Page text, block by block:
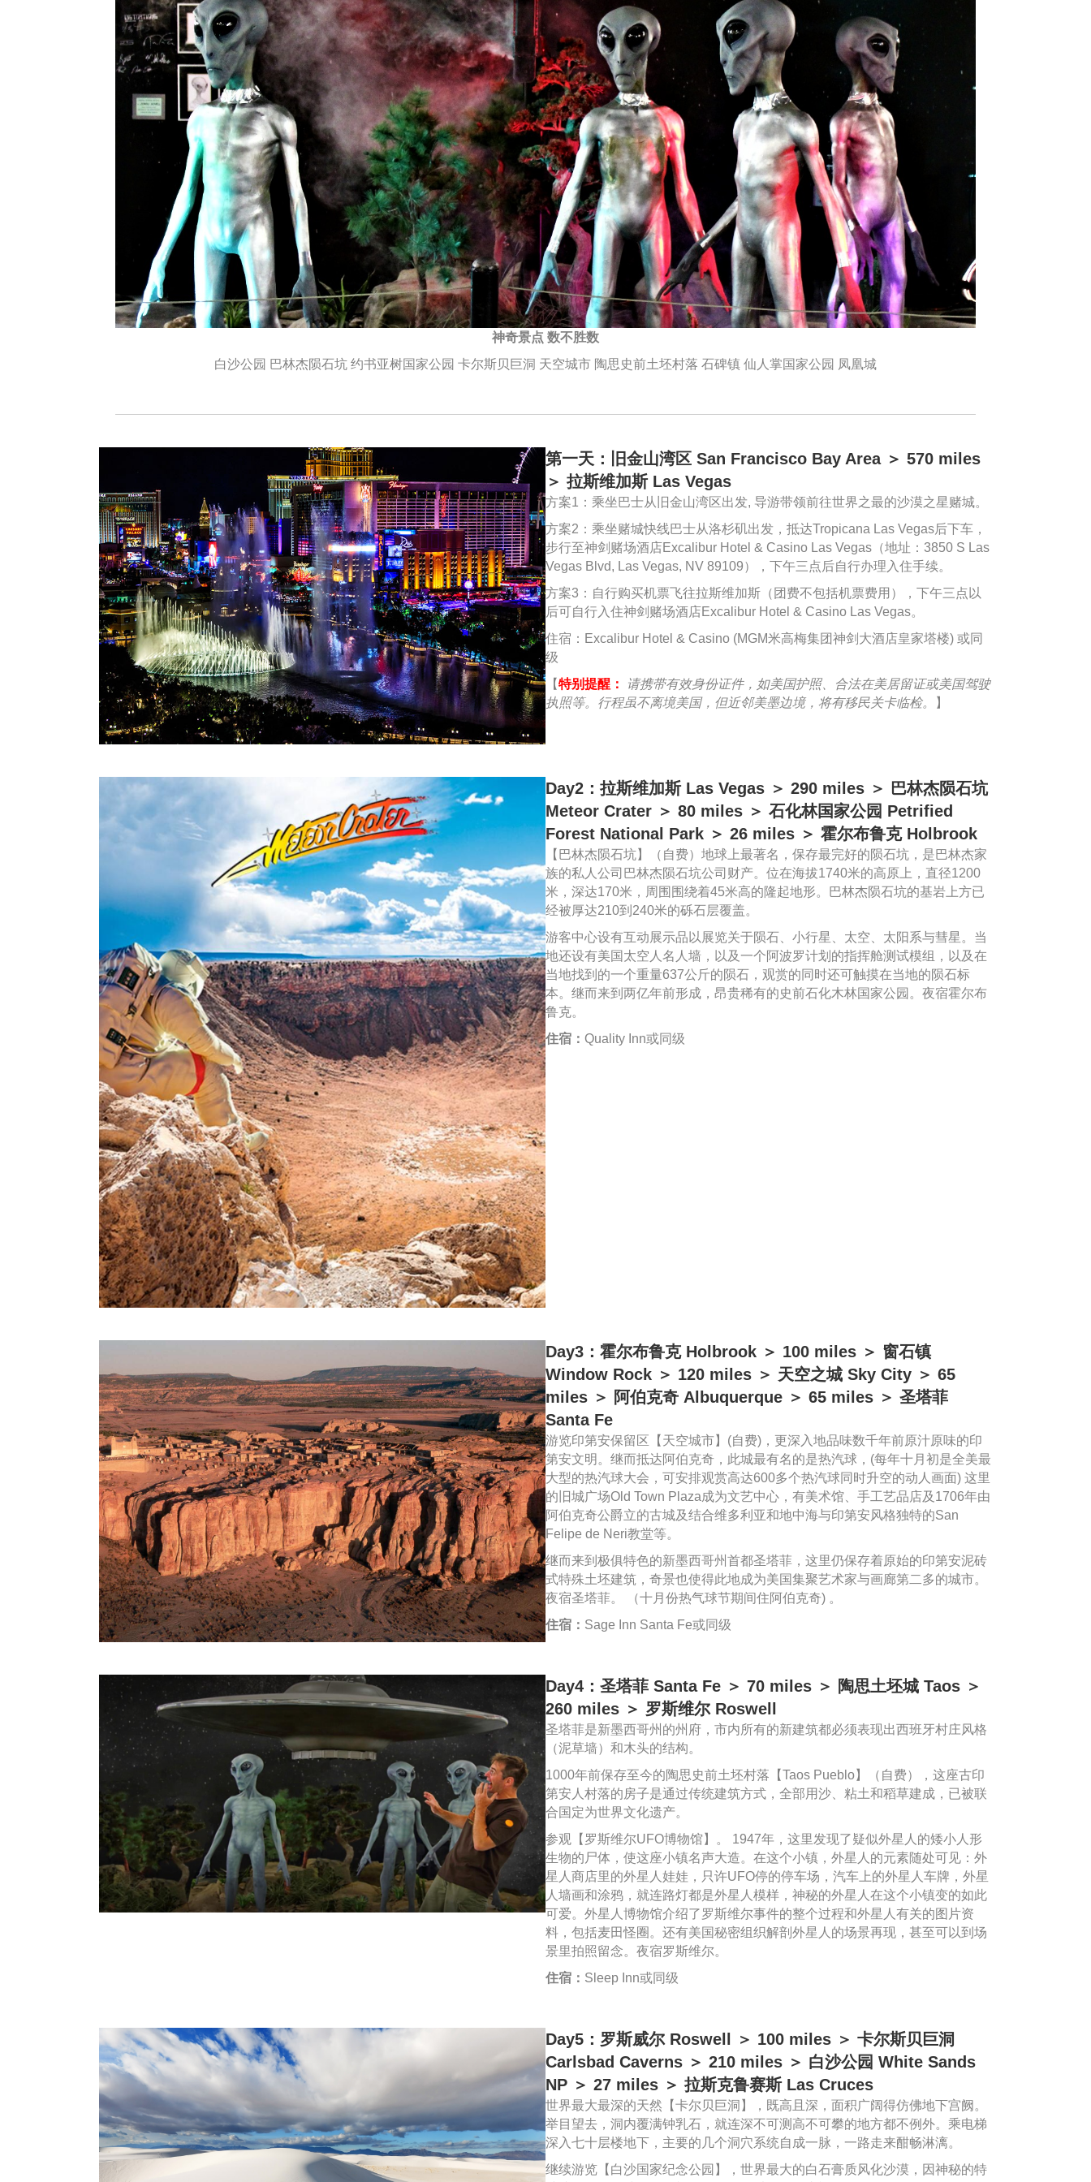
神奇景点 数不胜数
白沙公园 巴林杰陨石坑 约书亚树国家公园 卡尔斯贝巨洞 天空城市 陶思史前土坯村落 石碑镇 仙人掌国家公园 凤凰城
第一天：旧金山湾区 San Francisco Bay Area ＞ 570 miles
＞ 拉斯维加斯 Las Vegas
方案1：乘坐巴士从旧金山湾区出发, 导游带领前往世界之最的沙漠之星赌城。
方案2：乘坐赌城快线巴士从洛杉矶出发，抵达Tropicana Las Vegas后下车，
步行至神剑赌场酒店Excalibur Hotel & Casino Las Vegas（地址：3850 S Las
Vegas Blvd, Las Vegas, NV 89109），下午三点后自行办理入住手续。
方案3：自行购买机票飞往拉斯维加斯（团费不包括机票费用），下午三点以
后可自行入住神剑赌场酒店Excalibur Hotel & Casino Las Vegas。
住宿：Excalibur Hotel & Casino (MGM米高梅集团神剑大酒店皇家塔楼) 或同
级
【特别提醒：
请携带有效身份证件，如美国护照、合法在美居留证或美国驾驶
执照等。行程虽不离境美国，但近邻美墨边境，将有移民关卡临检。
】
Day2：拉斯维加斯 Las Vegas ＞ 290 miles ＞ 巴林杰陨石坑
Meteor Crater ＞ 80 miles ＞ 石化林国家公园 Petrified
Forest National Park ＞ 26 miles ＞ 霍尔布鲁克 Holbrook
【巴林杰陨石坑】（自费）地球上最著名，保存最完好的陨石坑，是巴林杰家
族的私人公司巴林杰陨石坑公司财产。位在海拔1740米的高原上，直径1200
米，深达170米，周围围绕着45米高的隆起地形。巴林杰陨石坑的基岩上方已
经被厚达210到240米的砾石层覆盖。
游客中心设有互动展示品以展览关于陨石、小行星、太空、太阳系与彗星。当
地还设有美国太空人名人墙，以及一个阿波罗计划的指挥舱测试模组，以及在
当地找到的一个重量637公斤的陨石，观赏的同时还可触摸在当地的陨石标
本。继而来到两亿年前形成，昂贵稀有的史前石化木林国家公园。夜宿霍尔布
鲁克。
住宿： Quality Inn或同级
Day3：霍尔布鲁克 Holbrook ＞ 100 miles ＞ 窗石镇
Window Rock ＞ 120 miles ＞ 天空之城 Sky City ＞ 65
miles ＞ 阿伯克奇 Albuquerque ＞ 65 miles ＞ 圣塔菲
Santa Fe
游览印第安保留区【天空城市】(自费)，更深入地品味数千年前原汁原味的印
第安文明。继而抵达阿伯克奇，此城最有名的是热汽球，(每年十月初是全美最
大型的热汽球大会，可安排观赏高达600多个热汽球同时升空的动人画面) 这里
的旧城广场Old Town Plaza成为文艺中心，有美术馆、手工艺品店及1706年由
阿伯克奇公爵立的古城及结合维多利亚和地中海与印第安风格独特的San
Felipe de Neri教堂等。
继而来到极俱特色的新墨西哥州首都圣塔菲，这里仍保存着原始的印第安泥砖
式特殊土坯建筑，奇景也使得此地成为美国集聚艺术家与画廊第二多的城市。
夜宿圣塔菲。 （十月份热气球节期间住阿伯克奇) 。
住宿： Sage Inn Santa Fe或同级
Day4：圣塔菲 Santa Fe ＞ 70 miles ＞ 陶思土坯城 Taos ＞
260 miles ＞ 罗斯维尔 Roswell
圣塔菲是新墨西哥州的州府，市内所有的新建筑都必须表现出西班牙村庄风格
（泥草墙）和木头的结构。
1000年前保存至今的陶思史前土坯村落【Taos Pueblo】（自费），这座古印
第安人村落的房子是通过传统建筑方式，全部用沙、粘土和稻草建成，已被联
合国定为世界文化遗产。
参观【罗斯维尔UFO博物馆】。 1947年，这里发现了疑似外星人的矮小人形
生物的尸体，使这座小镇名声大造。在这个小镇，外星人的元素随处可见：外
星人商店里的外星人娃娃，只许UFO停的停车场，汽车上的外星人车牌，外星
人墙画和涂鸦，就连路灯都是外星人模样，神秘的外星人在这个小镇变的如此
可爱。外星人博物馆介绍了罗斯维尔事件的整个过程和外星人有关的图片资
料，包括麦田怪圈。还有美国秘密组织解剖外星人的场景再现，甚至可以到场
景里拍照留念。夜宿罗斯维尔。
住宿： Sleep Inn或同级
Day5：罗斯威尔 Roswell ＞ 100 miles ＞ 卡尔斯贝巨洞
Carlsbad Caverns ＞ 210 miles ＞ 白沙公园 White Sands
NP ＞ 27 miles ＞ 拉斯克鲁赛斯 Las Cruces
世界最大最深的天然【卡尔贝巨洞】，既高且深，面积广阔得仿佛地下宫阙。
举目望去，洞内覆满钟乳石，就连深不可测高不可攀的地方都不例外。乘电梯
深入七十层楼地下，主要的几个洞穴系统自成一脉，一路走来酣畅淋漓。
继续游览【白沙国家纪念公园】，世界最大的白石膏质风化沙漠，因神秘的特